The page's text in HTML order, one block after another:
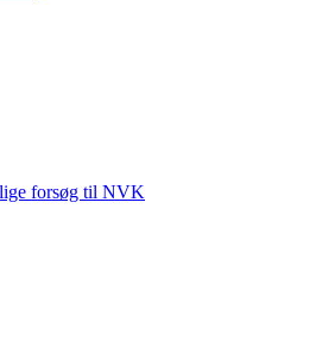
forsøg til NVK